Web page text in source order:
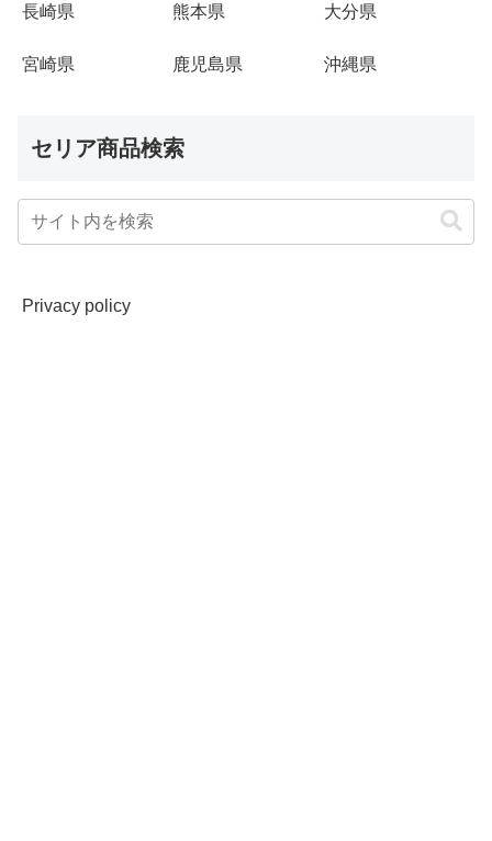
長崎県 熊本県 大分県
宮崎県 鹿児島県 沖縄県
セリア商品検索
Privacy policy